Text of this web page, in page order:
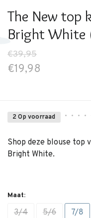
The New top
Bright White
€39,95
€19,98
2 Op voorraad • • • •
Shop deze blouse top
Bright White.
Maat:
3/4 5/6 7/8